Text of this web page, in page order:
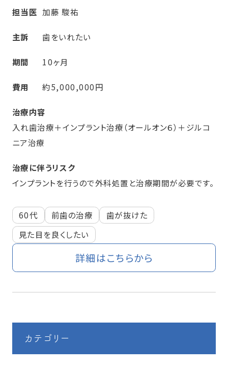
担当医 加藤 駿祐
主訴 歯をいれたい
期間 10ヶ月
費用 約5,000,000円
治療内容
入れ歯治療＋インプラント治療（オールオン６）＋ジルコ
ニア治療
治療に伴うリスク
インプラントを行うので外科処置と治療期間が必要です。
60代 前歯の治療
歯が抜けた
見た目を良くしたい
詳細はこちらから
カテゴリー